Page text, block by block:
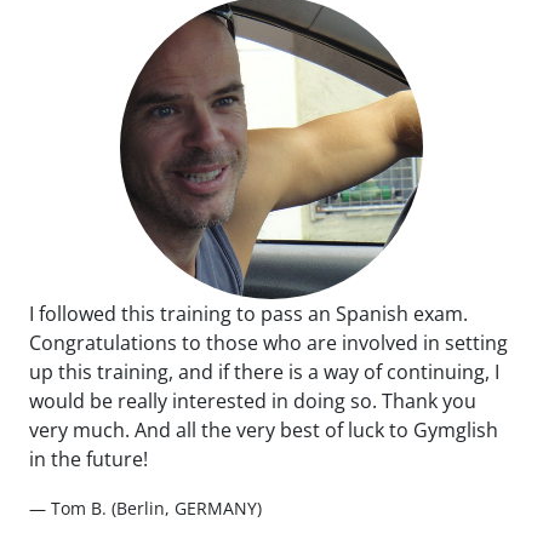
I followed this training to pass an Spanish exam.
Congratulations to those who are involved in setting
up this training, and if there is a way of continuing, I
would be really interested in doing so. Thank you
very much. And all the very best of luck to Gymglish
in the future!
— Tom B. (Berlin, GERMANY)